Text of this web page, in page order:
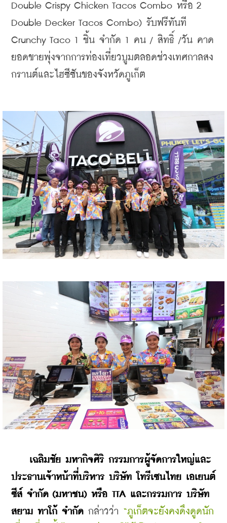
Double Crispy Chicken Tacos Combo หรือ 2
Double Decker Tacos Combo) รับฟรีทันที
Crunchy Taco 1 ชิ้น จำกัด 1 คน / สิทธิ์ /วัน คาด
ยอดขายพุ่งจากการท่องเที่ยวบูมตลอดช่วงเทศกาลสง
กรานต์และไฮซีซันของจังหวัดภูเก็ต
เฉลิมชัย มหากิจศิริ กรรมการผู้จัดการใหญ่และ
ประธานเจ้าหน้าที่บริหาร บริษัท โทรีเซนไทย เอเยนต์
ซีส์ จำกัด (มหาชน) หรือ TTA และกรรมการ บริษัท
สยาม ทาโก้ จำกัด กล่าวว่า “ภูเก็ตจะยังคงดึงดูดนัก